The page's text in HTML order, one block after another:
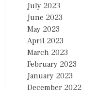
July 2023
June 2023
May 2023
April 2023
March 2023
February 2023
January 2023
December 2022